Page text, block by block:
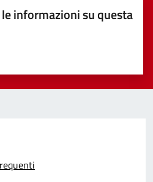
informazioni su questa
su 5
su 5
5